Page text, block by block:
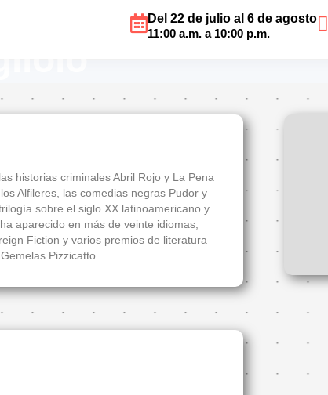
Del 22 de julio al 6 de agosto
11:00 a.m. a 10:00 p.m.
historias criminales Abril Rojo y La Pena
Alfileres, las comedias negras Pudor y
sobre el siglo XX latinoamericano y
aparecido en más de veinte idiomas,
Fiction y varios premios de literatura
Pizzicatto.